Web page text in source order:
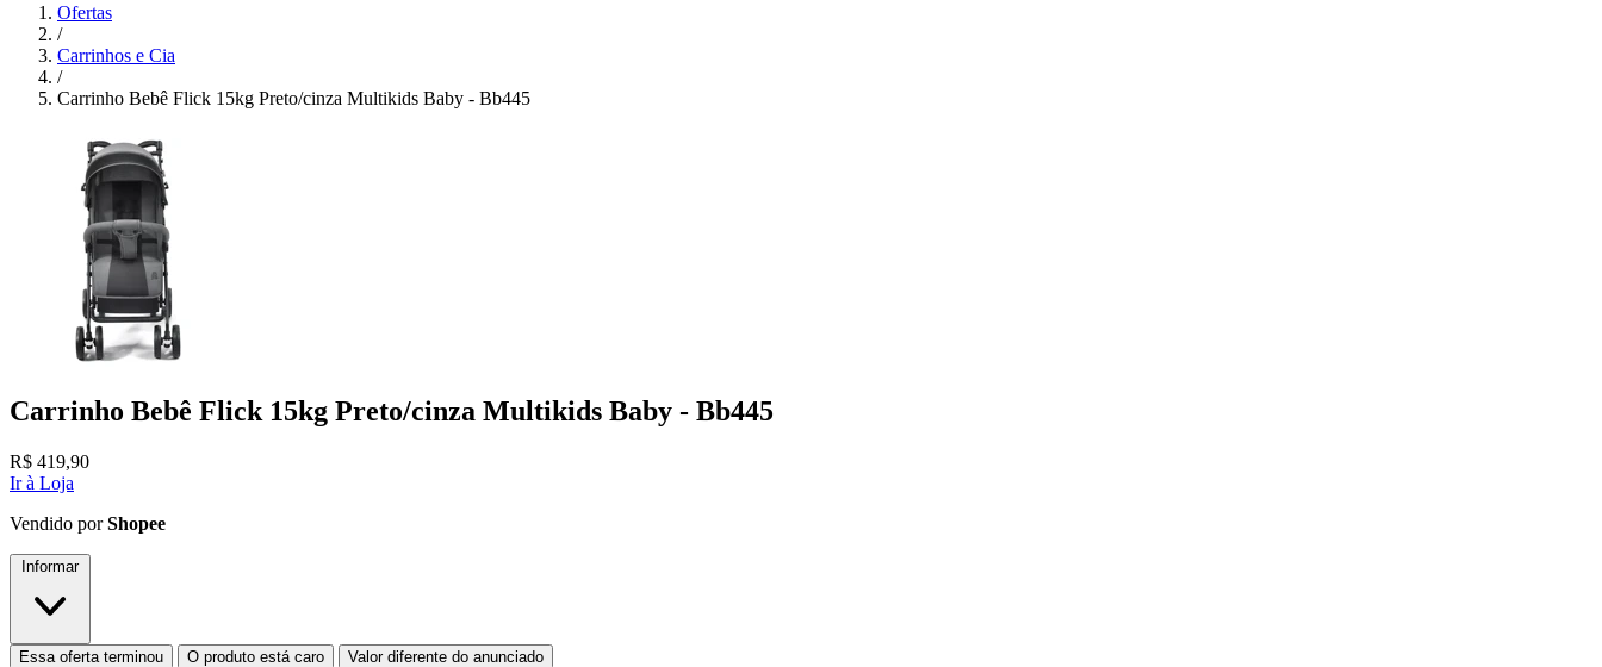
Ofertas
/
Carrinhos e Cia
/
Carrinho Bebê Flick 15kg Preto/cinza Multikids Baby - Bb445
Carrinho Bebê Flick 15kg Preto/cinza Multikids Baby - Bb445
R$ 419,90
Ir à Loja
Vendido porShopee
Informar
Essa oferta terminou O produto está caro Valor diferente do anunciado